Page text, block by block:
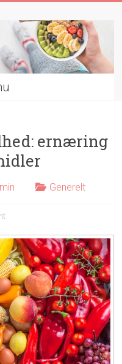
ernæring
Generelt